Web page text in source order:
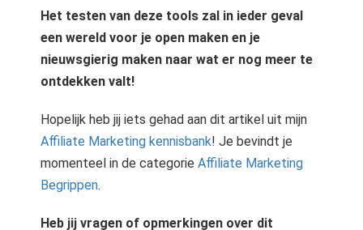
Het testen van deze tools zal in ieder geval
een wereld voor je open maken en je
nieuwsgierig maken naar wat er nog meer te
ontdekken valt!
Hopelijk heb jij iets gehad aan dit artikel uit mijn
Affiliate Marketing kennisbank! Je bevindt je
momenteel in de categorie Affiliate Marketing
Begrippen.
Heb jij vragen of opmerkingen over dit